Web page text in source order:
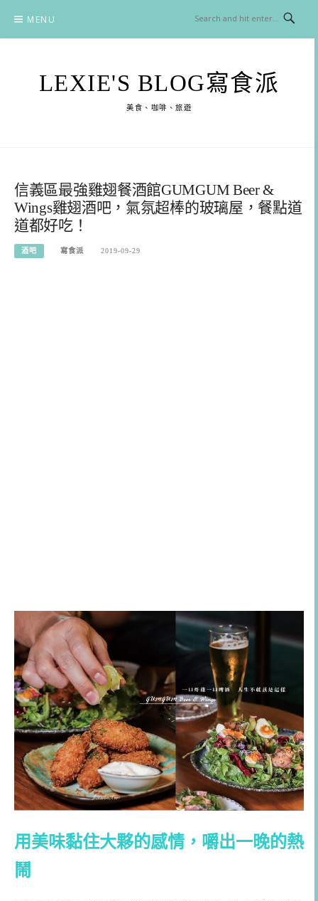
content
MENU
LEXIE'S BLOG寫食派
美食、咖啡、旅遊
信義區最強雞翅餐酒館GUMGUM Beer &
Wings雞翅酒吧，氣氛超棒的玻璃屋，餐點道
道都好吃！
酒吧 寫食派 2019-09-29
用美味黏住大夥的感情，嚼出一晚的熱
鬧